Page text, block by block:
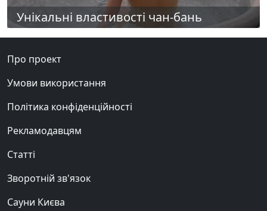
Унікальні властивості чан-бань
Про проект
Умови використання
Політика конфіденційності
Рекламодавцям
Статті
Зворотній зв'язок
Сауни Києва